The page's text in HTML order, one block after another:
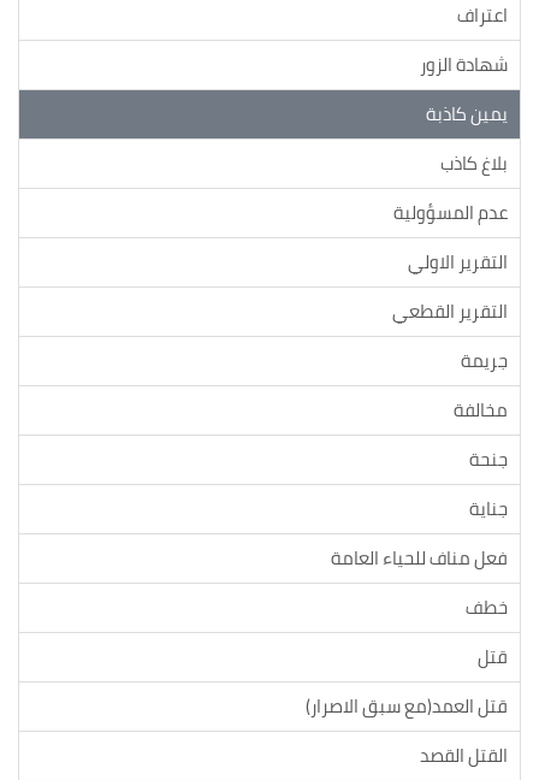
اعتراف
شهادة الزور
يمين كاذبة
بلاغ كاذب
عدم المسؤولية
التقرير الاولي
التقرير القطعي
جريمة
مخالفة
جنحة
جناية
فعل مناف للحياء العامة
خطف
قتل
قتل العمد(مع سبق الاصرار)
القتل القصد